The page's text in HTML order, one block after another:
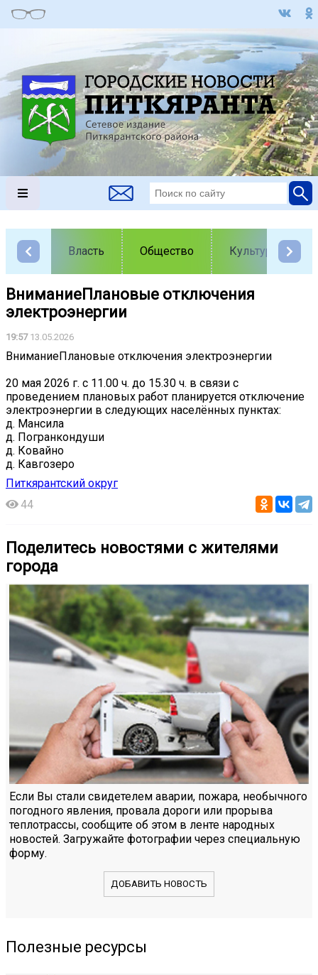
Власть Общество Культура
ВниманиеПлановые отключения
электроэнергии
19:5713.05.2026
ВниманиеПлановые отключения электроэнергии
20 мая 2026 г. с 11.00 ч. до 15.30 ч. в связи с
проведением плановых работ планируется отключение
электроэнергии в следующих населённых пунктах:
д. Мансила
д. Погранкондуши
д. Ковайно
д. Кавгозеро
Питкярантский округ
44
Поделитесь новостями с жителями
города
Если Вы стали свидетелем аварии, пожара, необычного
погодного явления, провала дороги или прорыва
теплотрассы, сообщите об этом в ленте народных
новостей. Загружайте фотографии через специальную
форму.
ДОБАВИТЬ НОВОСТЬ
Полезные ресурсы